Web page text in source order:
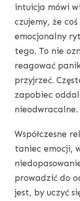
intuicja mówi
czujemy, że
emocjonalny
tego. To nie
reagować
przyjrzeć.
zapobiec
nieodwracalne.
Współczesne
taniec emocji,
prowadzić do
jest, by uczyć